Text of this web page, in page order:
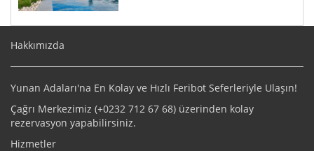
Hakkımızda
Yunan Adaları'na En Kolay ve Hızlı Feribot Seferleriyle Ulaşın!
Çağrı Merkezimiz (+0232 712 67 68) üzerinden kolay
rezervasyon yapabilirsiniz.
Hizmetler